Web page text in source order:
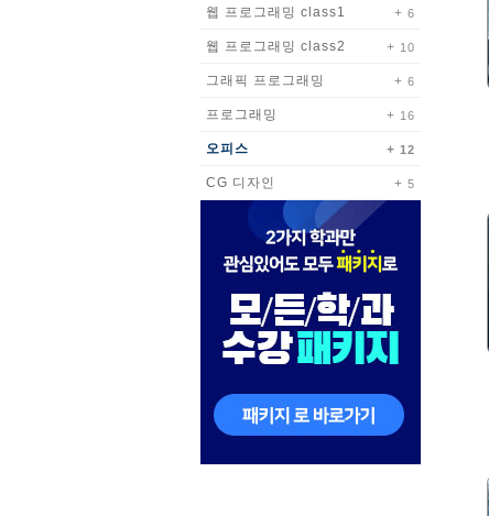
웹 프로그래밍 class1 6
웹 프로그래밍 class2 10
그래픽 프로그래밍 6
프로그래밍 16
오피스 12
CG 디자인 5